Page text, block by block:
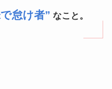
怠け者” なこと。